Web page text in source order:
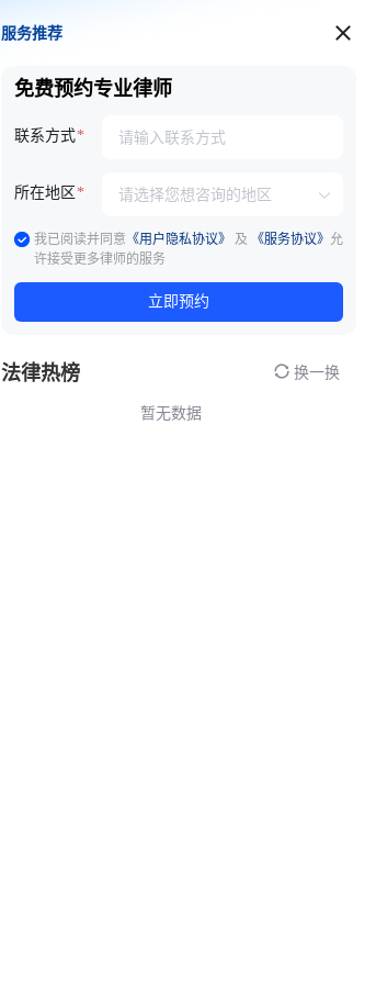
服务推荐
服务推荐
免费预约专业律师
联系方式
所在地区
我已阅读并同意 《用户隐私协议》 及 《服务协议》 允
许接受更多律师的服务
立即预约
法律热榜 换一换
暂无数据